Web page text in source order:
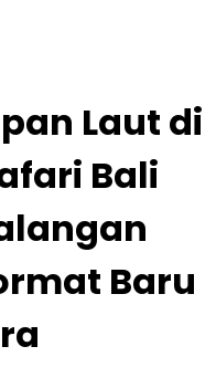
Laut di
Bali
Baru